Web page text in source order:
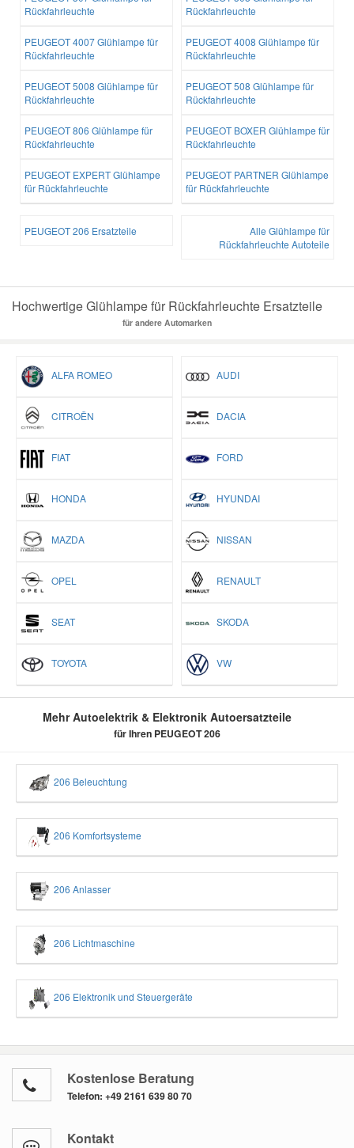
Rückfahrleuchte
Rückfahrleuchte
PEUGEOT 4007 Glühlampe für
Rückfahrleuchte
PEUGEOT 4008 Glühlampe für
Rückfahrleuchte
PEUGEOT 5008 Glühlampe für
Rückfahrleuchte
PEUGEOT 508 Glühlampe für
Rückfahrleuchte
PEUGEOT 806 Glühlampe für
Rückfahrleuchte
PEUGEOT BOXER Glühlampe für
Rückfahrleuchte
PEUGEOT EXPERT Glühlampe
für Rückfahrleuchte
PEUGEOT PARTNER Glühlampe
für Rückfahrleuchte
PEUGEOT 206 Ersatzteile
Alle Glühlampe für
Rückfahrleuchte Autoteile
Hochwertige Glühlampe für Rückfahrleuchte Ersatzteile
für andere Automarken
ALFA ROMEO AUDI
CITROËN DACIA
FIAT FORD
HONDA HYUNDAI
MAZDA NISSAN
OPEL RENAULT
SEAT SKODA
TOYOTA VW
Mehr Autoelektrik & Elektronik Autoersatzteile
für Ihren PEUGEOT 206
206 Beleuchtung
206 Komfortsysteme
206 Anlasser
206 Lichtmaschine
206 Elektronik und Steuergeräte
Kostenlose Beratung
Telefon: +49 2161 639 80 70
Kontakt
Smart Ersatzteile
Suzuki Ersatzteile
Toyota Ersatzteile
Vauxhall Ersatzteile